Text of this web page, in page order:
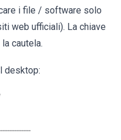
i file / software solo
web ufficiali). La chiave
cautela.
desktop: